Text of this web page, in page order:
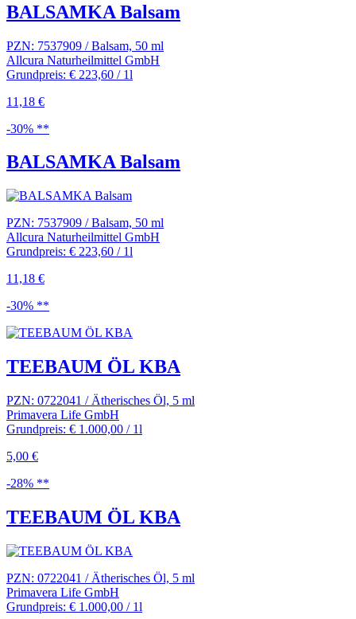
BALSAMKA Balsam
PZN: 7537909 / Balsam, 50 ml
Allcura Naturheilmittel GmbH
Grundpreis: € 223,60 / 1l
11,18 €
-30% **
BALSAMKA Balsam
PZN: 7537909 / Balsam, 50 ml
Allcura Naturheilmittel GmbH
Grundpreis: € 223,60 / 1l
11,18 €
-30% **
TEEBAUM ÖL KBA
PZN: 0722041 / Ätherisches Öl, 5 ml
Primavera Life GmbH
Grundpreis: € 1.000,00 / 1l
5,00 €
-28% **
TEEBAUM ÖL KBA
PZN: 0722041 / Ätherisches Öl, 5 ml
Primavera Life GmbH
Grundpreis: € 1.000,00 / 1l